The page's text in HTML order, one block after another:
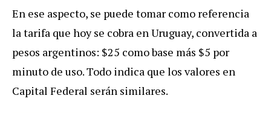
En ese aspecto, se puede tomar como referencia
la tarifa que hoy se cobra en Uruguay, convertida a
pesos argentinos: $25 comobase más $5 por
minuto de uso.Todo indica que los valores en
Capital Federal serán similares.